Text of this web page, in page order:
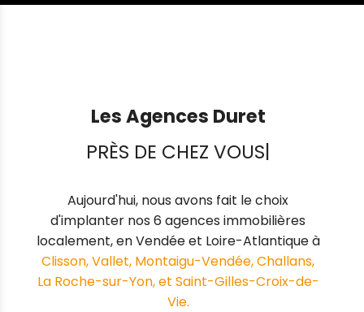
Les Agences Duret
PRÈS DE CHEZ VOUS|
Aujourd'hui, nous avons fait le choix
d'implanter nos 6 agences immobilières
localement, en Vendée et Loire-Atlantique à
Clisson, Vallet, Montaigu-Vendée, Challans,
La Roche-sur-Yon, et Saint-Gilles-Croix-de-
Vie.